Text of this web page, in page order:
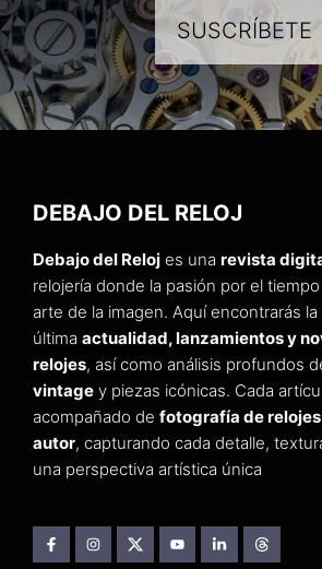
SUSCRÍBETE
DEBAJO DEL RELOJ
Debajo del Reloj es una revista
relojería donde la pasión por el
arte de la imagen. Aquí encontrarás la
última actualidad, lanzamientos y
relojes, así como análisis profundos
vintage y piezas icónicas. Cada
acompañado de fotografía de
autor, capturando cada detalle,
una perspectiva artística única